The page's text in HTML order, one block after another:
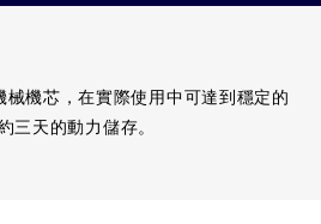
械機芯，在實際使用中可達到穩定的
三天的動力儲存。